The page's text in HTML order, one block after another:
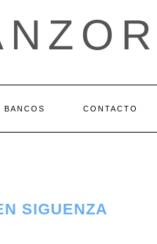
BANCOS CONTACTO
SIGUENZA